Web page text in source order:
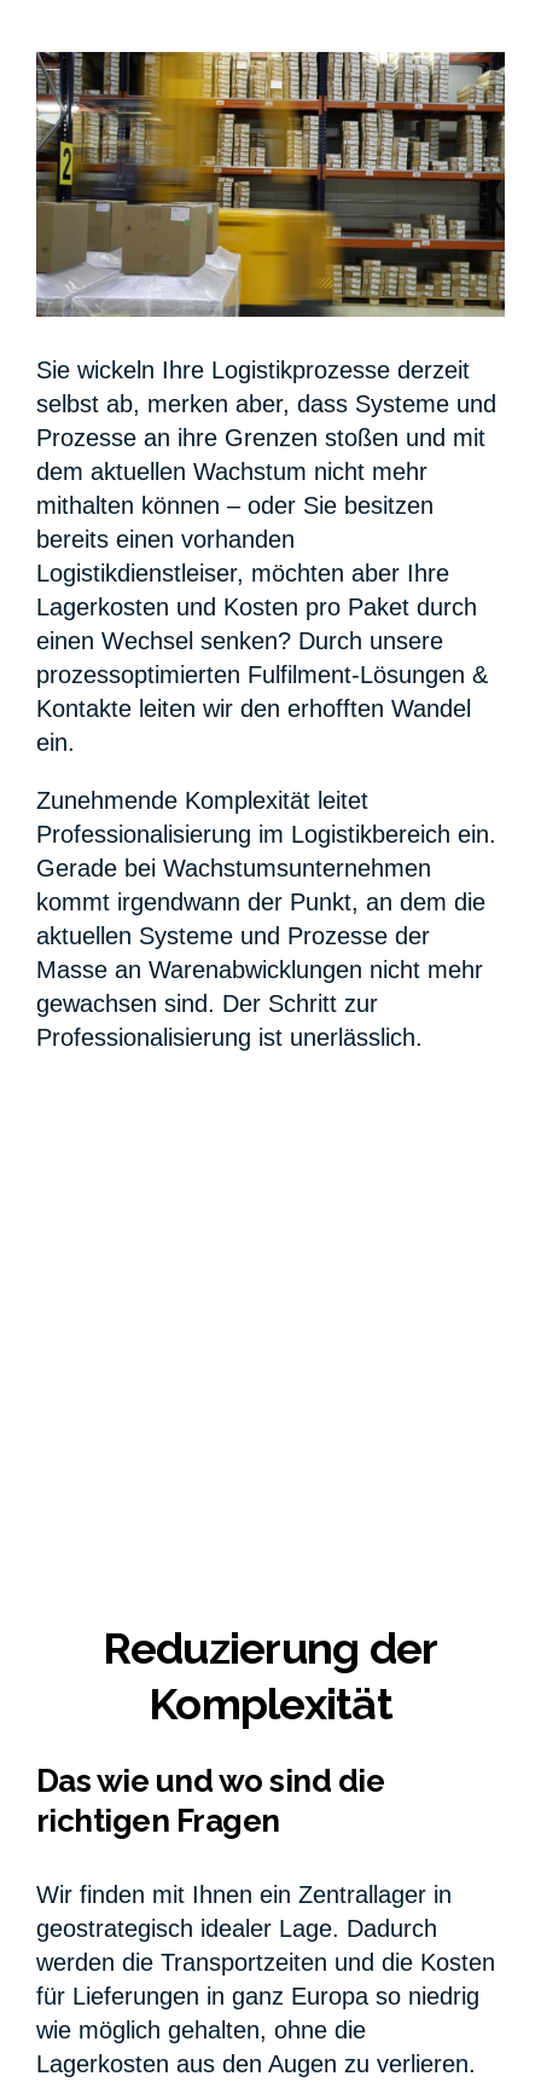
Sie wickeln Ihre Logistikprozesse derzeit
selbst ab, merken aber, dass Systeme und
Prozesse an ihre Grenzen stoßen und mit
dem aktuellen Wachstum nicht mehr
mithalten können – oder Sie besitzen
bereits einen vorhanden
Logistikdienstleiser, möchten aber Ihre
Lagerkosten und Kosten pro Paket durch
einen Wechsel senken? Durch unsere
prozessoptimierten Fulfilment-Lösungen &
Kontakte leiten wir den erhofften Wandel
ein.
Zunehmende Komplexität leitet
Professionalisierung im Logistikbereich ein.
Gerade bei Wachstumsunternehmen
kommt irgendwann der Punkt, an dem die
aktuellen Systeme und Prozesse der
Masse an Warenabwicklungen nicht mehr
gewachsen sind. Der Schritt zur
Professionalisierung ist unerlässlich.
Reduzierung der
Komplexität
Das wie und wo sind die
richtigen Fragen
Wir finden mit Ihnen ein Zentrallager in
geostrategisch idealer Lage. Dadurch
werden die Transportzeiten und die Kosten
für Lieferungen in ganz Europa so niedrig
wie möglich gehalten, ohne die
Lagerkosten aus den Augen zu verlieren.